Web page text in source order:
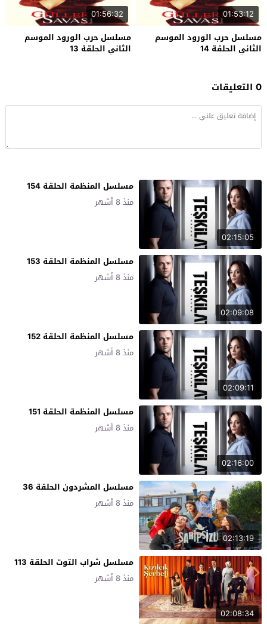
01:53:12
مسلسل حرب الورود الموسم
الثاني الحلقة 14
01:56:32
مسلسل حرب الورود الموسم
الثاني الحلقة 13
0 التعليقات
02:15:05
مسلسل المنظمة الحلقة 154
منذ 8 أشهر
02:09:08
مسلسل المنظمة الحلقة 153
منذ 8 أشهر
02:09:11
مسلسل المنظمة الحلقة 152
منذ 8 أشهر
02:16:00
مسلسل المنظمة الحلقة 151
منذ 8 أشهر
02:13:19
مسلسل المشردون الحلقة 36
منذ 8 أشهر
02:08:34
مسلسل شراب التوت الحلقة 113
منذ 8 أشهر